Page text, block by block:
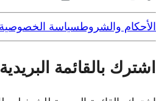
الأحكام والشروطسياسة الخصوصية
اشترك بالقائمة البريدية